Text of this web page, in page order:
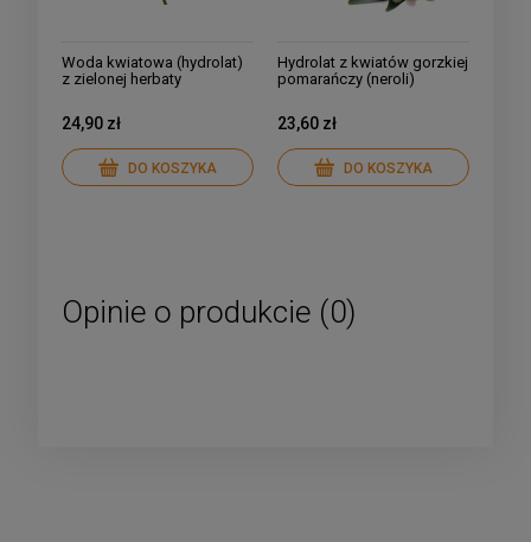
Woda kwiatowa (hydrolat)
z zielonej herbaty
24,90 zł
DO KOSZYKA
Hydrolat z kwiatów gorzkiej
pomarańczy (neroli)
23,60 zł
DO KOSZYKA
Opinie o produkcie (0)